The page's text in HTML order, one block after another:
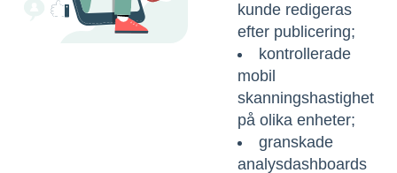
kunde redigeras
efter publicering;
kontrollerade
mobil
skanningshastighet
på olika enheter;
granskade
analysdashboards